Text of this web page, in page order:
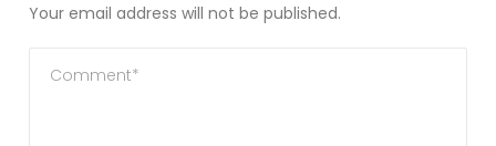
Your email address will not be published.